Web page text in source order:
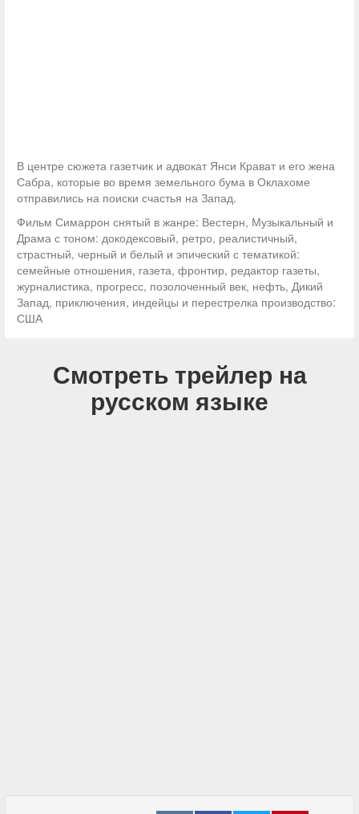
В центре сюжета газетчик и адвокат Янси Крават и его жена
Сабра, которые во время земельного бума в Оклахоме
отправились на поиски счастья на Запад.
Фильм Симаррон снятый в жанре: Вестерн, Музыкальный и
Драма с тоном: докодексовый, ретро, реалистичный,
страстный, черный и белый и эпический с тематикой:
семейные отношения, газета, фронтир, редактор газеты,
журналистика, прогресс, позолоченный век, нефть, Дикий
Запад, приключения, индейцы и перестрелка производство:
США
Смотреть трейлер на
русском языке